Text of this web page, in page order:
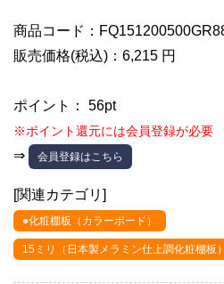
商品コード：
販売価格(税込)：6,215 円
ポイント： 56pt
※ポイント還元には会員登録が必要
⇒ 会員登録はこちら
[関連カテゴリ]
●化粧棚板（カラーボード）
15ミリ（日本製メラミン仕上調化粧棚板